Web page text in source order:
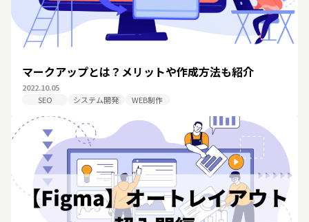
マークアップとは？メリットや作成方法も紹介
2022.10.05
SEO
システム開発 WEB制作